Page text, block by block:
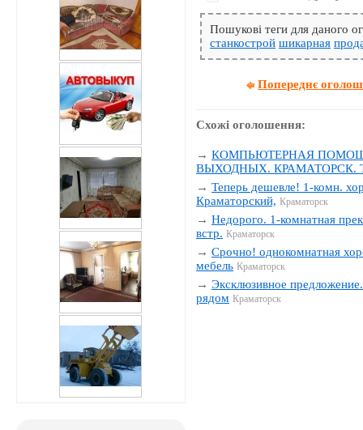
Пошукові теги для даного
станкострой шикарная
Попереднє
Схожі оголошення:
→КОМПЬЮТЕРНАЯ
ВЫХОДНЫХ. КРАМАТОРСК.
→Теперь дешевле! 1-комн.
Краматорский, Краматорск
→Недорого. 1-комнатная
встр. Краматорск
→Срочно! однокомнатная
мебель Краматорск
→Эксклюзивное
рядом Краматорск